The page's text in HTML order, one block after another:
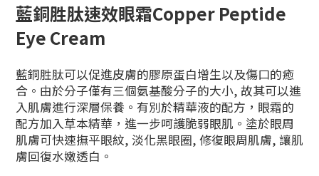
藍銅胜肽速效眼霜Copper Peptide
Eye Cream
藍銅胜肽可以促進皮膚的膠原蛋白增生以及傷口的癒
合。由於分子僅有三個氨基酸分子的大小, 故其可以進
入肌膚進行深層保養。有別於精華液的配方，眼霜的
配方加入草本精華，進一步呵護脆弱眼肌。塗於眼周
肌膚可快速撫平眼紋, 淡化黑眼圈, 修復眼周肌膚, 讓肌
膚回復水嫩透白。